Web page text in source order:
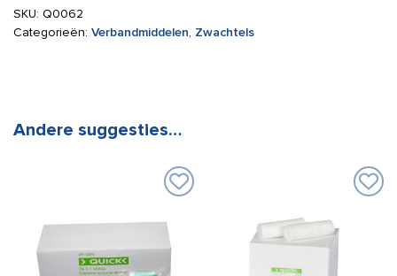
SKU: Q0062
Categorieën: Verbandmiddelen, Zwachtels
Andere suggesties…